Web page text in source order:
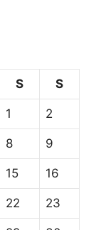
S S
1 2
8 9
15 16
22 23